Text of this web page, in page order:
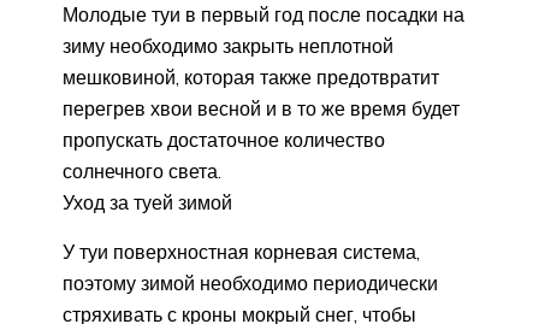
Молодые туи в первый год после посадки на
зиму необходимо закрыть неплотной
мешковиной, которая также предотвратит
перегрев хвои весной и в то же время будет
пропускать достаточное количество
солнечного света.
Уход за туей зимой
У туи поверхностная корневая система,
поэтому зимой необходимо периодически
стряхивать с кроны мокрый снег, чтобы